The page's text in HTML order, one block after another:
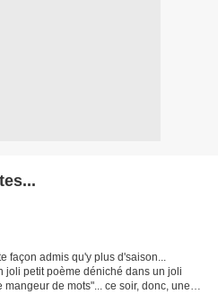
façon admis qu'y plus d'saison...
joli petit poème déniché dans un joli
de mots"... ce soir, donc, une